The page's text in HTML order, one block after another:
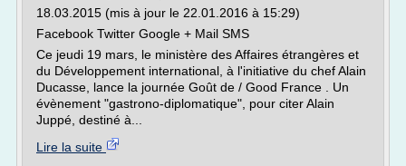
18.03.2015 (mis à jour le 22.01.2016 à 15:29)
Facebook Twitter Google + Mail SMS
Ce jeudi 19 mars, le ministère des Affaires étrangères et
du Développement international, à l'initiative du chef Alain
Ducasse, lance la journée Goût de / Good France . Un
évènement "gastrono-diplomatique", pour citer Alain
Juppé, destiné à...
Lire la suite